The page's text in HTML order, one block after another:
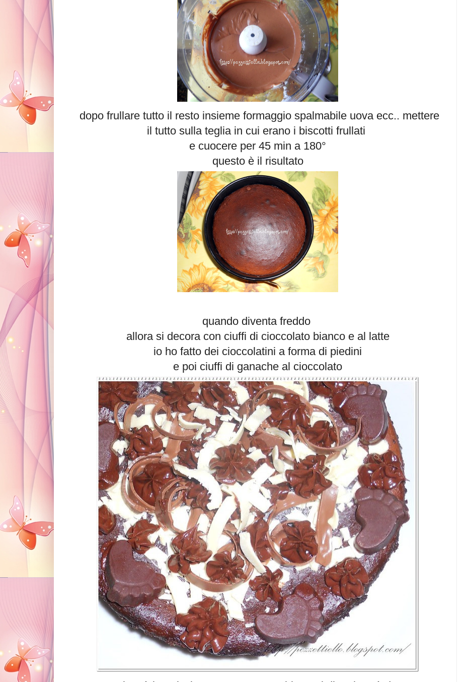
dopo frullare tutto il resto insieme formaggio spalmabile uova ecc.. mettere
il tutto sulla teglia in cui erano i biscotti frullati
e cuocere per 45 min a 180°
questo è il risultato
quando diventa freddo
allora si decora con ciuffi di cioccolato bianco e al latte
io ho fatto dei cioccolatini a forma di piedini
e poi ciuffi di ganache al cioccolato